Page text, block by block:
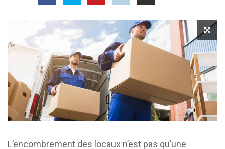
L’encombrement des locaux n’est pas qu’une